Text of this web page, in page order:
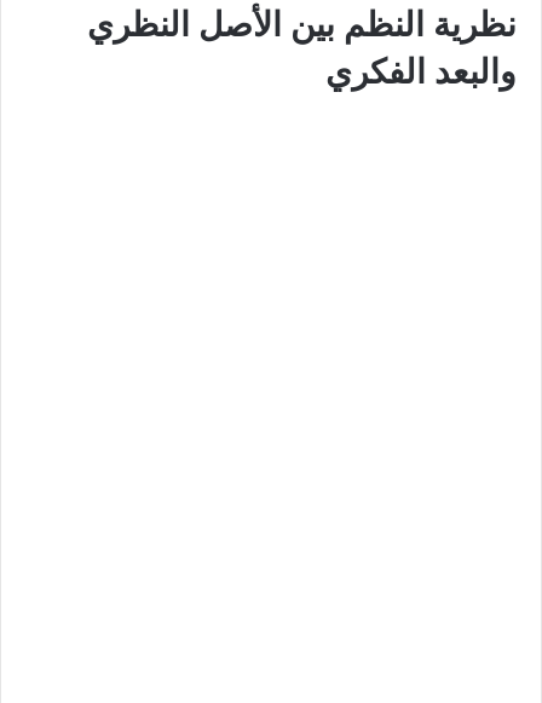
نظرية النظم بين الأصل النظري
والبعد الفكري